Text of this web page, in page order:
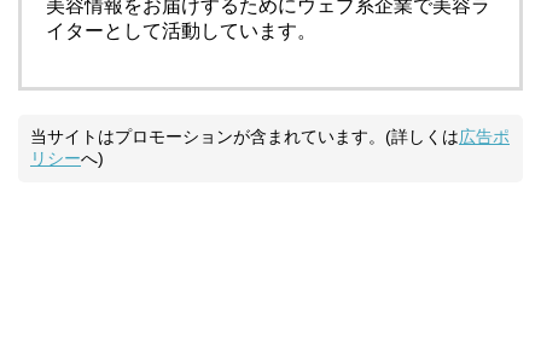
美容情報をお届けするためにウェブ系企業で美容ラ
イターとして活動しています。
当サイトはプロモーションが含まれています。(詳しくは広告ポ
リシーへ)